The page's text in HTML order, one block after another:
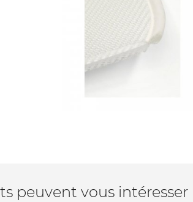
peuvent vous intéresser